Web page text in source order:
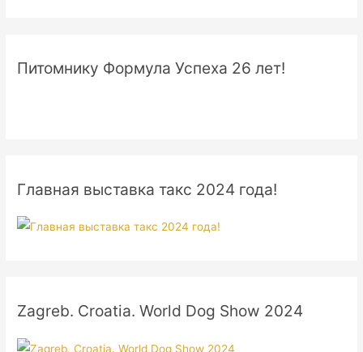
Питомнику Формула Успеха 26 лет!
Главная выставка такс 2024 года!
Zagreb. Croatia. World Dog Show 2024